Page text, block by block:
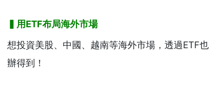
用ETF布局海外市場
想投資美股、中國、越南等海外市場，透過ETF也
辦得到！